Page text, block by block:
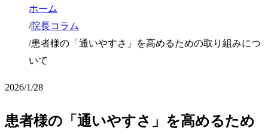
ホーム
/院長コラム
/患者様の「通いやすさ」を高めるための取り組みにつ
いて
2026/1/28
患者様の「通いやすさ」を高めるため